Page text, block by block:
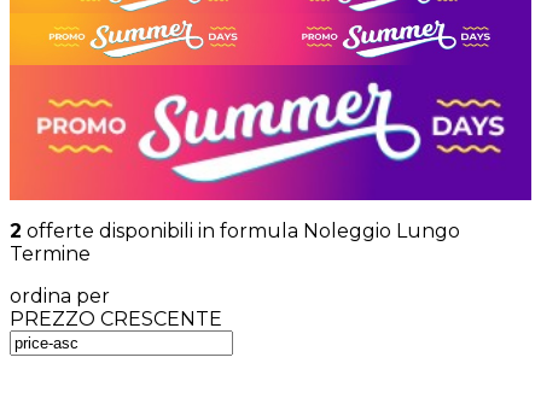
2 offerte disponibili in formula Noleggio Lungo
Termine
ordina per
PREZZO CRESCENTE